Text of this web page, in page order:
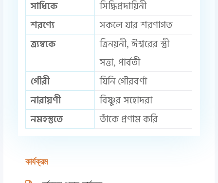
সাধিকে
সিদ্ধিপ্রদায়িনী
শরণ্যে
সকলে যার শরণাগত
ত্র্যম্বকে
ত্রিনয়নী, ঈশ্বরের স্ত্রী
সত্তা, পার্বতী
গৌরী
যিনি গৌরবর্ণা
নারায়ণী
বিষ্ণুর সহোদরা
নমহস্তুতে
তাঁকে প্রণাম করি
কার্যক্রম